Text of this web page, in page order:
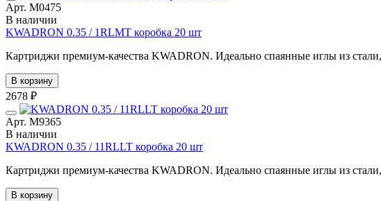
Арт. М0475
В наличии
KWADRON 0.35 / 1RLMT коробка 20 шт
Картриджи премиум-качества KWADRON. Идеально спаянные иглы из
В корзину
2678 ₽
Арт. М9365
В наличии
KWADRON 0.35 / 11RLLT коробка 20 шт
Картриджи премиум-качества KWADRON. Идеально спаянные иглы из
В корзину